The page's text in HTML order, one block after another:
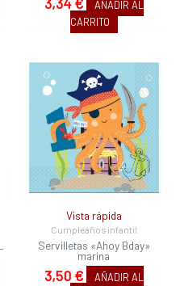
AÑADIR AL
CARRITO
Vista rápida
Cumpleaños infantil
Servilletas «Ahoy Bday»
marina
3,50 €
AÑADIR AL